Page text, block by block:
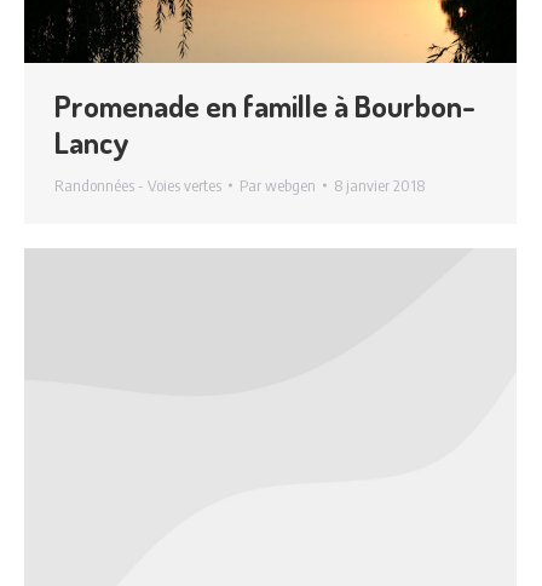
Promenade en famille à Bourbon-
Lancy
Randonnées - Voies vertes Parwebgen 8 janvier 2018